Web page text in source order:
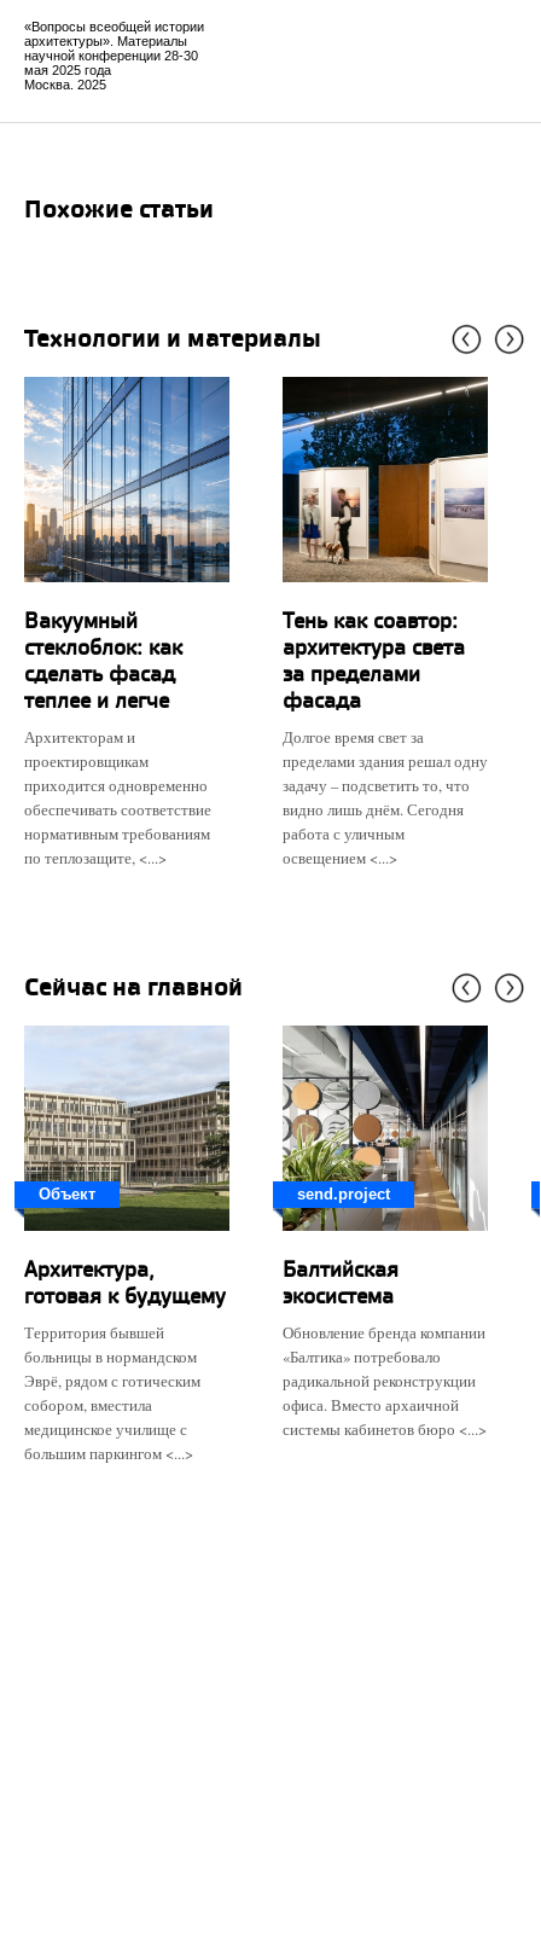
«Вопросы всеобщей истории
архитектуры». Материалы
научной конференции 28-30
мая 2025 года
Москва. 2025
Похожие статьи
Технологии и материалы
Вакуумный
стеклоблок: как
сделать фасад
теплее и легче
Архитекторам и
проектировщикам
приходится одновременно
обеспечивать соответствие
нормативным требованиям
по теплозащите, <...>
Тень как соавтор:
архитектура света
за пределами
фасада
Долгое время свет за
пределами здания решал одну
задачу – подсветить то, что
видно лишь днём. Сегодня
работа с уличным
освещением <...>
Сейчас на главной
Объект
Архитектура,
готовая к будущему
Территория бывшей
больницы в нормандском
Эврё, рядом с готическим
собором, вместила
медицинское училище с
большим паркингом <...>
send.project
Балтийская
экосистема
Обновление бренда компании
«Балтика» потребовало
радикальной реконструкции
офиса. Вместо архаичной
системы кабинетов бюро <...>